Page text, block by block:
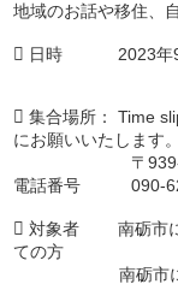
地域のお話や移住、
 日時 2023年9月
 集合場所： Time
にお願いいたします。
〒939-1716
電話番号 090-
 対象者 南砺市に
ての方
南砺市に移住